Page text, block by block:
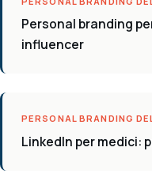
Personal branding
influencer
PERSONAL BRANDING
LinkedIn per medici: